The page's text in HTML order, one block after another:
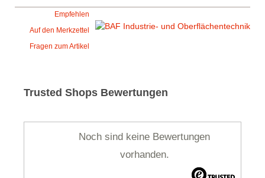
Empfehlen
Auf den Merkzettel
Fragen zum Artikel
Trusted Shops Bewertungen
Noch sind keine Bewertungen
vorhanden.